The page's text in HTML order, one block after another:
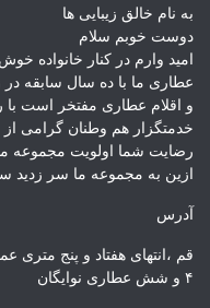
به نام خالق زیبایی ها
دوست خوبم سلام
امید وارم در کنار خانواده
عطاری ما با ده سال سابقه
و اقلام عطاری مفتخر است با
خدمتگزار هم وطنان گرامی
رضایت شما اولویت مجموعه
ازین به مجموعه ما سر زدید
آدرس
قم ،انتهای هفتاد و پنج متری
۴ و شش عطاری نوایگان